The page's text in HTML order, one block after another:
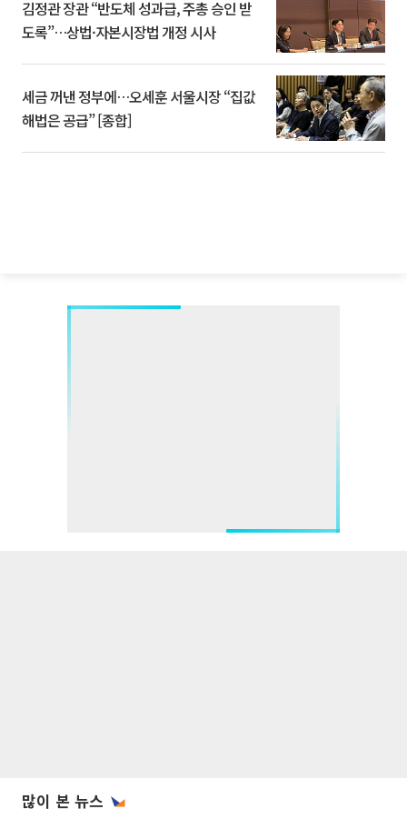
김정관 장관 “반도체 성과급, 주총 승인 받
도록”…상법·자본시장법 개정 시사
세금 꺼낸 정부에…오세훈 서울시장 “집값
해법은 공급” [종합]
많이 본 뉴스